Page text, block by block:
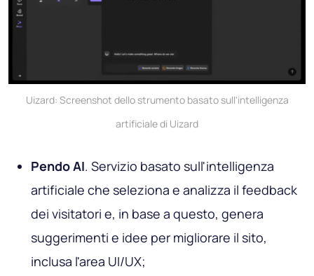
Uizard: Screenshot dello strumento basato sull'intelligenza
artificiale di Uizard
Pendo AI. Servizio basato sull'intelligenza
artificiale che seleziona e analizza il feedback
dei visitatori e, in base a questo, genera
suggerimenti e idee per migliorare il sito,
inclusa l'area UI/UX;